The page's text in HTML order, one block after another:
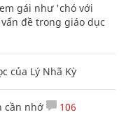
gái như 'chó với
đề trong giáo dục
của Lý Nhã Kỳ
cần nhớ 106